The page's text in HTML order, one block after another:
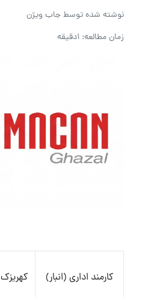
نوشته شده توسطجاب ویژن
زمان مطالعه: 1دقیقه
کارمند اداری (انبار) کهریزک